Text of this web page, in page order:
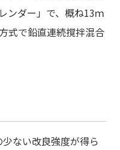
ンダー」で、概ね13ｍ
式で鉛直連続撹拌混合
ない改良強度が得ら